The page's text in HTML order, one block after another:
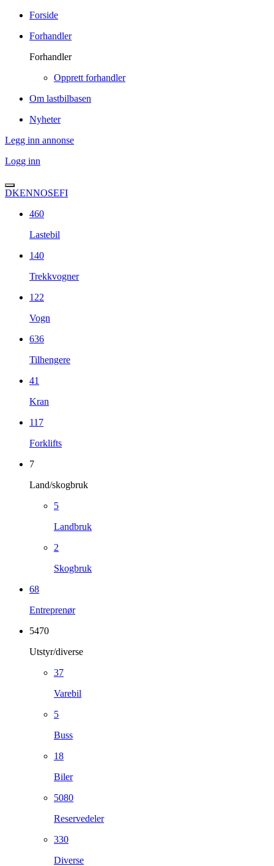
Forside
Forhandler
Forhandler
Opprett forhandler
Om lastbilbasen
Nyheter
Legg inn annonse
Logg inn
DKENNOSEFI
460
Lastebil
140
Trekkvogner
122
Vogn
636
Tilhengere
41
Kran
117
Forklifts
7
Land/skogbruk
5
Landbruk
2
Skogbruk
68
Entreprenør
5470
Utstyr/diverse
37
Varebil
5
Buss
18
Biler
5080
Reservedeler
330
Diverse